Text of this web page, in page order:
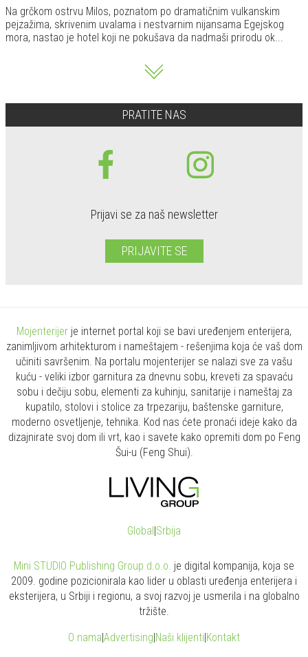
Na grčkom ostrvu Milos, poznatom po dramatičnim vulkanskim
pejzažima, skrivenim uvalama i nestvarnim nijansama Egejskog
mora, nastao je hotel koji ne pokušava da nadmaši prirodu ok...
PRATITE NAS
Prijavi se za naš newsletter
PRIJAVITE SE
Mojenterijer je internet portal koji se bavi uređenjem enterijera,
zanimljivom arhitekturom i nameštajem - rešenjima koja će vaš dom
učiniti savršenim. Na portalu mojenterijer se nalazi sve za vašu
kuću - veliki izbor garnitura za dnevnu sobu, kreveti za spavaću
sobu i dečiju sobu, elementi za kuhinju, sanitarije i nameštaj za
kupatilo, stolovi i stolice za trpezariju, baštenske garniture,
moderno osvetljenje, tehnika. Kod nas ćete pronaći ideje kako da
dizajnirate svoj dom ili vrt, kao i savete kako opremiti dom po Feng
Šui-u (Feng Shui).
Global|Srbija
Mini STUDIO Publishing Group d.o.o. je digital kompanija, koja se
2009. godine pozicionirala kao lider u oblasti uređenja enterijera i
eksterijera, u Srbiji i regionu, a svoj razvoj je usmerila i na globalno
tržište.
O nama|Advertising|Naši klijenti|Kontakt